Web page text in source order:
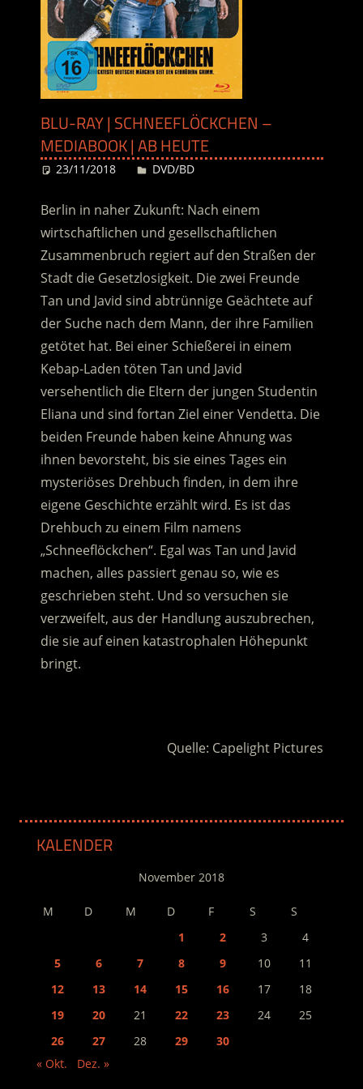
BLU-RAY | SCHNEEFLÖCKCHEN –
MEDIABOOK | AB HEUTE
23/11/2018 Desiree
DVD/BD
Berlin in naher Zukunft: Nach einem
wirtschaftlichen und gesellschaftlichen
Zusammenbruch regiert auf den Straßen der
Stadt die Gesetzlosigkeit. Die zwei Freunde
Tan und Javid sind abtrünnige Geächtete auf
der Suche nach dem Mann, der ihre Familien
getötet hat. Bei einer Schießerei in einem
Kebap-Laden töten Tan und Javid
versehentlich die Eltern der jungen Studentin
Eliana und sind fortan Ziel einer Vendetta. Die
beiden Freunde haben keine Ahnung was
ihnen bevorsteht, bis sie eines Tages ein
mysteriöses Drehbuch finden, in dem ihre
eigene Geschichte erzählt wird. Es ist das
Drehbuch zu einem Film namens
„Schneeflöckchen“. Egal was Tan und Javid
machen, alles passiert genau so, wie es
geschrieben steht. Und so versuchen sie
verzweifelt, aus der Handlung auszubrechen,
die sie auf einen katastrophalen Höhepunkt
bringt.
Quelle: Capelight Pictures
KALENDER
November 2018
M D M D F S
S
1
2 3
4
5
6 7 8 9 10
11
12
13 14 15 16 17
18
19
20 21 22 23 24
25
26
27 28 29
30
« Okt.
Dez. »